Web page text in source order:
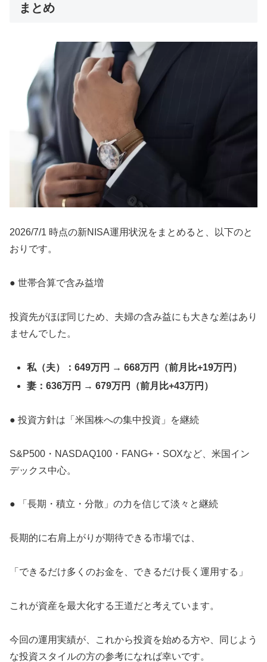
まとめ
2026/7/1 時点の新NISA運用状況をまとめると、以下のと
おりです。
● 世帯合算で含み益増
投資先がほぼ同じため、夫婦の含み益にも大きな差はあり
ませんでした。
私（夫）：649万円 → 668万円（前月比+19万円）
妻：636万円 → 679万円（前月比+43万円）
● 投資方針は「米国株への集中投資」を継続
S&P500・NASDAQ100・FANG+・SOXなど、米国イン
デックス中心。
● 「長期・積立・分散」の力を信じて淡々と継続
長期的に右肩上がりが期待できる市場では、
「できるだけ多くのお金を、できるだけ長く運用する」
これが資産を最大化する王道だと考えています。
今回の運用実績が、これから投資を始める方や、同じよう
な投資スタイルの方の参考になれば幸いです。